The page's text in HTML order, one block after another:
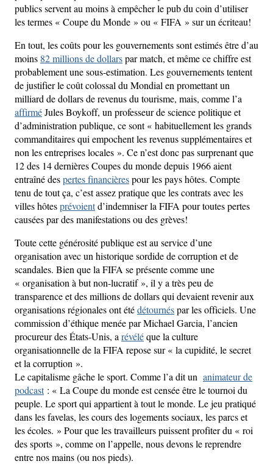
publics servent au moins à empêcher le pub du coin d’utiliser
les termes « Coupe du Monde » ou « FIFA » sur un écriteau!
En tout, les coûts pour les gouvernements sont estimés être d’au
moins 82 millions de dollarspar match, et même ce chiffre est
probablement une sous-estimation. Les gouvernements tentent
de justifier le coût colossal du Mondial en promettant un
milliard de dollars de revenus du tourisme, mais, comme l’a
affirméJules Boykoff, un professeur de science politique et
d’administration publique, ce sont « habituellement les grands
commanditaires qui empochent les revenus supplémentaires et
non les entreprises locales ». Ce n’est donc pas surprenant que
12 des 14 dernières Coupes du monde depuis 1966 aient
entraîné despertes financièrespour les pays hôtes. Compte
tenu de tout ça, c’est assez pratique que les contrats avec les
villes hôtesprévoientd’indemniser la FIFA pour toutes pertes
causées par des manifestations ou des grèves!
Toute cette générosité publique est au service d’une
organisation avec un historique sordide de corruption et de
scandales. Bien que la FIFA se présente comme une
« organisation à but non-lucratif », il y a très peu de
transparence et des millions de dollars qui devaient revenir aux
organisations régionales ont étédétournéspar les officiels. Une
commission d’éthique menée par Michael Garcia, l’ancien
procureur des États-Unis, a révéléque la culture
organisationnelle de la FIFA repose sur « la cupidité, le secret
et la corruption ».
Le capitalisme gâche le sport. Comme l’a dit un animateur de
podcast: « La Coupe du monde est censée être le tournoi du
peuple. Le sport qui appartient à tout le monde. Le jeu pratiqué
dans les favelas, les cours des logements sociaux, les parcs et
les écoles. » Pour que les travailleurs puissent profiter du « roi
des sports », comme on l’appelle, nous devons le reprendre
entre nos mains (ou nos pieds).